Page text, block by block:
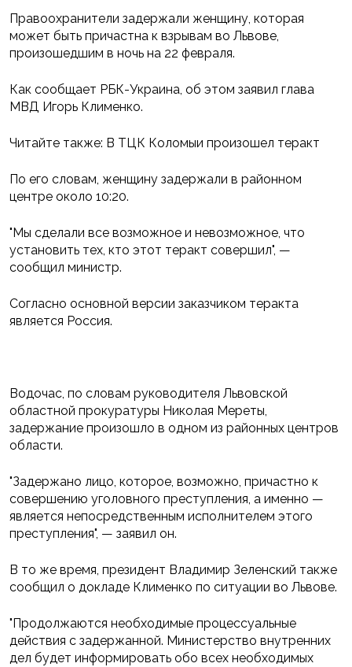
Правоохранители задержали женщину, которая
может быть причастна к взрывам во Львове,
произошедшим в ночь на 22 февраля.
Как сообщает РБК-Украина, об этом заявил глава
МВД Игорь Клименко.
Читайте также: В ТЦК Коломыи произошел теракт
По его словам, женщину задержали в районном
центре около 10:20.
"Мы сделали все возможное и невозможное, что
установить тех, кто этот теракт совершил", —
сообщил министр.
Согласно основной версии заказчиком теракта
является Россия.
Водочас, по словам руководителя Львовской
областной прокуратуры Николая Мереты,
задержание произошло в одном из районных центров
области.
"Задержано лицо, которое, возможно, причастно к
совершению уголовного преступления, а именно —
является непосредственным исполнителем этого
преступления", — заявил он.
В то же время, президент Владимир Зеленский также
сообщил о докладе Клименко по ситуации во Львове.
"Продолжаются необходимые процессуальные
действия с задержанной. Министерство внутренних
дел будет информировать обо всех необходимых